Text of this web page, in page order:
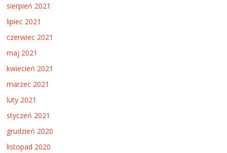
sierpień 2021
lipiec 2021
czerwiec 2021
maj 2021
kwiecień 2021
marzec 2021
luty 2021
styczeń 2021
grudzień 2020
listopad 2020